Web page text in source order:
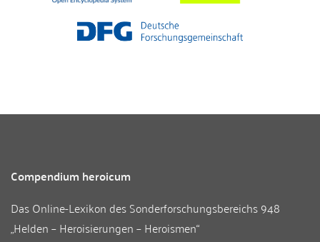
Compendium heroicum
Das Online-Lexikon desSonderforschungsbereichs 948
„Helden – Heroisierungen – Heroismen“